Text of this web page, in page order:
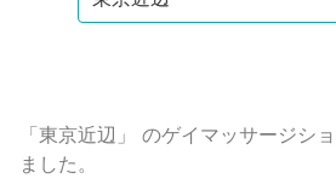
「東京近辺」 のゲイマッサージシ
ました。